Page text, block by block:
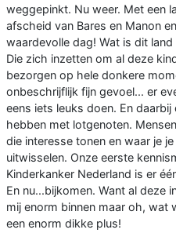
weggepinkt. Nu weer. Met een
afscheid van Bares en Manon
waardevolle dag! Wat is dit
Die zich inzetten om al deze
bezorgen op hele donkere
onbeschrijflijk fijn gevoel... er
eens iets leuks doen. En
hebben met lotgenoten.
die interesse tonen en waar je
uitwisselen. Onze eerste
Kinderkanker Nederland is er
En nu...bijkomen. Want al deze
mij enorm binnen maar oh, wat
een enorm dikke plus!